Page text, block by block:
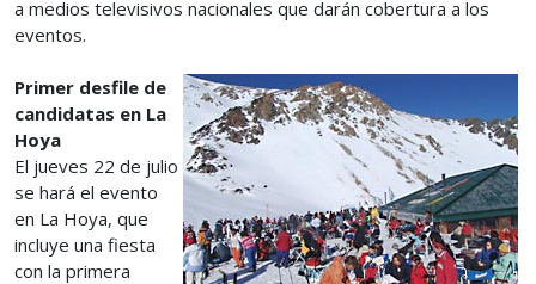
a medios televisivos nacionales que darán cobertura a los
eventos.
Primer desfile de
candidatas en La
Hoya
El jueves 22 de julio
se hará el evento
en La Hoya, que
incluye una fiesta
con la primera